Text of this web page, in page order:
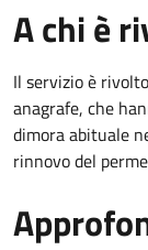
A chi è
Il servizio è
anagrafe, che
dimora abituale
rinnovo del